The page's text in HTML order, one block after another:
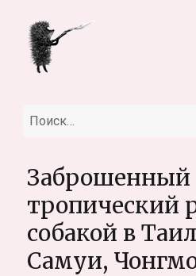
Искать:
Заброшенный
тропический
собакой в
Самуи,